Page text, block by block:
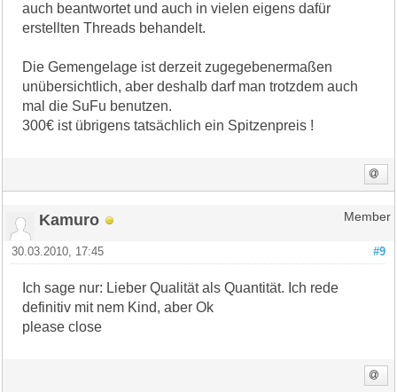
auch beantwortet und auch in vielen eigens dafür
erstellten Threads behandelt.
Die Gemengelage ist derzeit zugegebenermaßen
unübersichtlich, aber deshalb darf man trotzdem auch
mal die SuFu benutzen.
300€ ist übrigens tatsächlich ein Spitzenpreis !
Kamuro Member
#9
30.03.2010, 17:45
Ich sage nur: Lieber Qualität als Quantität. Ich rede
definitiv mit nem Kind, aber Ok
please close